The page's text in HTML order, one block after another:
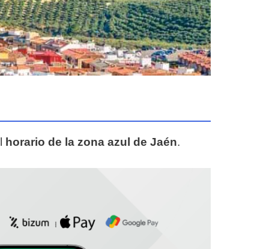
horario de la zona azul de Jaén.